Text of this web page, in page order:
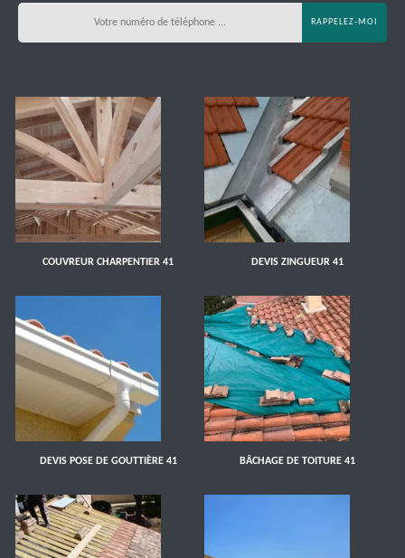
COUVREUR CHARPENTIER 41 DEVIS ZINGUEUR 41
DEVIS POSE DE GOUTTIÈRE 41 BÂCHAGE DE TOITURE 41